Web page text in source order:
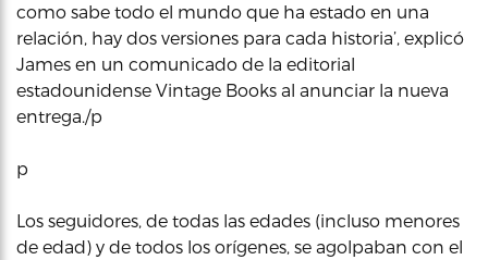
como sabe todo el mundo que ha estado en una
relación, hay dos versiones para cada historia’, explicó
James en un comunicado de la editorial
estadounidense Vintage Books al anunciar la nueva
entrega./p
p
Los seguidores, de todas las edades (incluso menores
de edad) y de todos los orígenes, se agolpaban con el